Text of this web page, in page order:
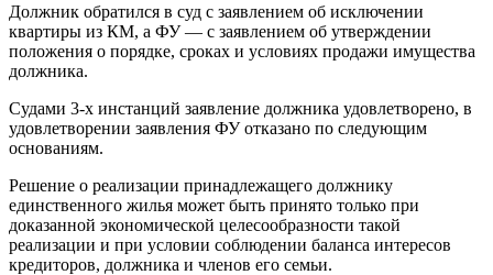
Должник обратился в суд с заявлением об исключении
квартиры из КМ, а ФУ — с заявлением об утверждении
положения о порядке, сроках и условиях продажи имущества
должника.
Судами 3-х инстанций заявление должника удовлетворено, в
удовлетворении заявления ФУ отказано по следующим
основаниям.
Решение о реализации принадлежащего должнику
единственного жилья может быть принято только при
доказанной экономической целесообразности такой
реализации и при условии соблюдении баланса интересов
кредиторов, должника и членов его семьи.